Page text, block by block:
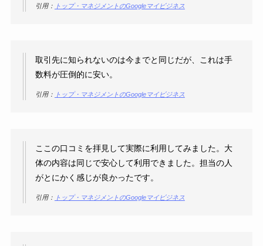
引用： トップ・マネジメントのGoogleマイビジネス
取引先に知られないのは今までと同じだが、これは手
数料が圧倒的に安い。
引用： トップ・マネジメントのGoogleマイビジネス
ここの口コミを拝見して実際に利用してみました。大
体の内容は同じで安心して利用できました。担当の人
がとにかく感じが良かったです。
引用： トップ・マネジメントのGoogleマイビジネス